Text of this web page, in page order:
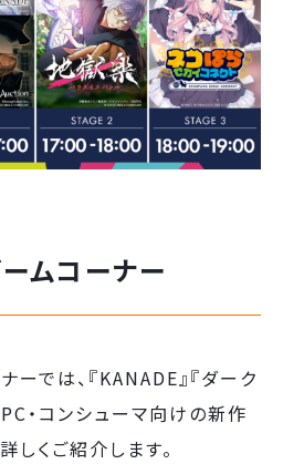
ムコーナー
では、『KANADE』『ダーク
・コンシューマ向けの新作
しくご紹介します。